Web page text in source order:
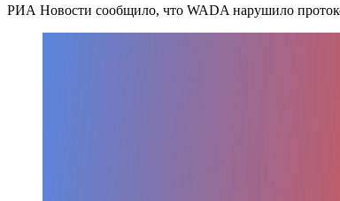
РИА Новости сообщило, что WADA нарушило